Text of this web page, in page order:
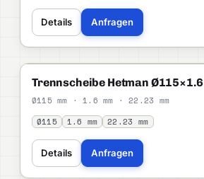
Details Anfragen
STANDARD
Trennscheibe Hetman Ø115×1.6
Ø115 mm · 1.6 mm · 22.23 mm
Ø115 1.6 mm 22.23 mm
Details Anfragen